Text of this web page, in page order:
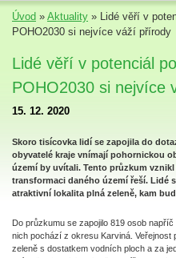
Úvod » Aktuality » Lidé věří v
POHO2030 si nejvíce váží přírody
Lidé věří v potenciál
POHO2030 si nejvíce
15. 12. 2020
Skoro tisícovka lidí se zapojila do
obyvatelé kraje vnímají pohornickou
území by uvítali. Tento průzkum
transformaci daného území řeší. Lidé
atraktivní lokalita plná zeleně, kam
Do průzkumu se zapojilo 819 osob
nich pochází z okresu Karviná. Veřejnost
zeleně s dostatkem vodních ploch a za